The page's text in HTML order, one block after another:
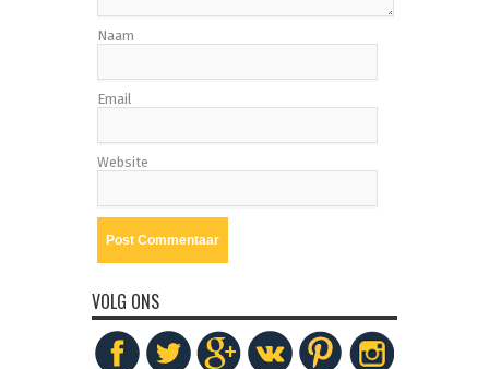
Naam
Email
Website
VOLG ONS